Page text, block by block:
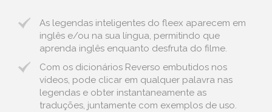
As legendas inteligentes do fleex aparecem em
inglês e/ou na sua língua, permitindo que
aprenda inglês enquanto desfruta do filme.
Com os dicionários Reverso embutidos nos
vídeos, pode clicar em qualquer palavra nas
legendas e obter instantaneamente as
traduções, juntamente com exemplos de uso.